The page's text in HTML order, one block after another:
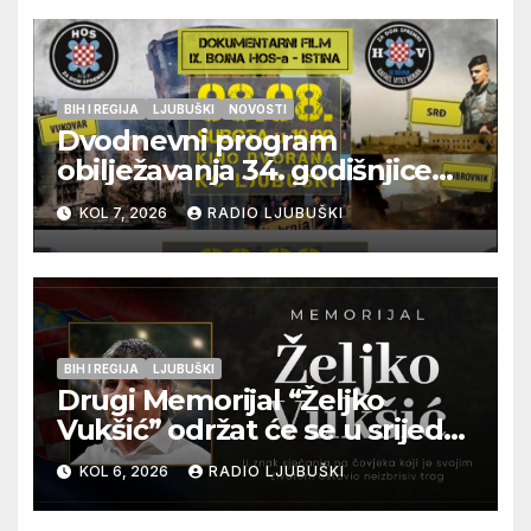
BIH I REGIJA LJUBUŠKI NOVOSTI
Dvodnevni program
obilježavanja 34. godišnjice
pogibije generala Blaža
Kraljevića i osmorice
pripadnika HOS-a
KOL 7, 2026 RADIO LJUBUŠKI
BIH I REGIJA LJUBUŠKI
Drugi Memorijal “Željko
Vukšić” održat će se u srijedu
12. kolovoza u Otoku
KOL 6, 2026 RADIO LJUBUŠKI